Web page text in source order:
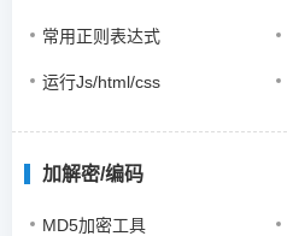
常用正则表达式
运行Js/html/css
加解密/编码
MD5加密工具